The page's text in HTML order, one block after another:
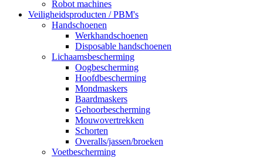
Robot machines
Veiligheidsproducten / PBM's
Handschoenen
Werkhandschoenen
Disposable handschoenen
Lichaamsbescherming
Oogbescherming
Hoofdbescherming
Mondmaskers
Baardmaskers
Gehoorbescherming
Mouwovertrekken
Schorten
Overalls/jassen/broeken
Voetbescherming